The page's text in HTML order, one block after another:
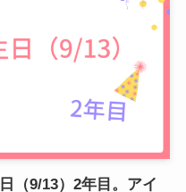
（9/13）2年目。アイ